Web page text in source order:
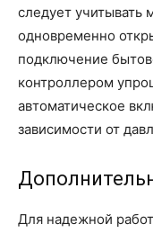
следует учитывать
одновременно
подключение
контроллером
автоматическое
зависимости от
Для надежной